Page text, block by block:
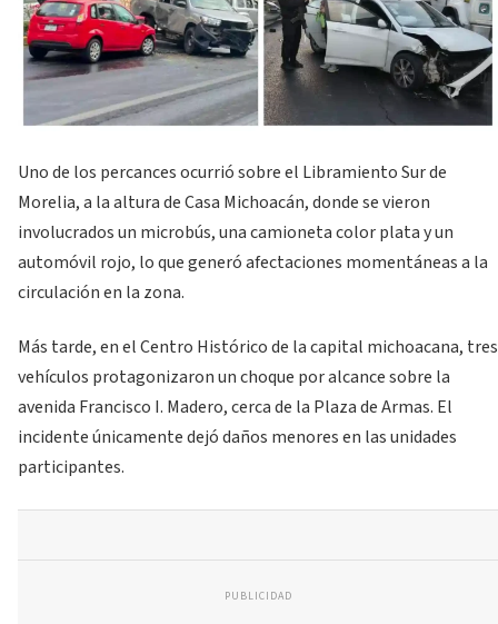
Uno de los percances ocurrió sobre el Libramiento Sur de
Morelia, a la altura de Casa Michoacán, donde se vieron
involucrados un microbús, una camioneta color plata y un
automóvil rojo, lo que generó afectaciones momentáneas a la
circulación en la zona.
Más tarde, en el Centro Histórico de la capital michoacana, tres
vehículos protagonizaron un choque por alcance sobre la
avenida Francisco I. Madero, cerca de la Plaza de Armas. El
incidente únicamente dejó daños menores en las unidades
participantes.
PUBLICIDAD